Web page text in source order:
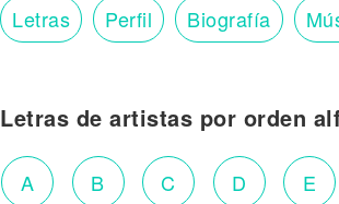
Letras Perfil Biografía
Letras de artistas por orden
A B C D E